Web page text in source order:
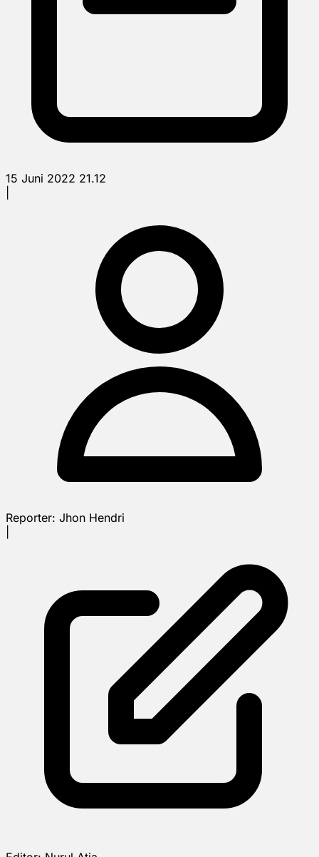
15 Juni 2022 21.12
Reporter: Jhon Hendri